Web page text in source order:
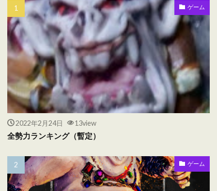
ゲーム
2022年2月24日 13view
全勢力ランキング（暫定）
ゲーム